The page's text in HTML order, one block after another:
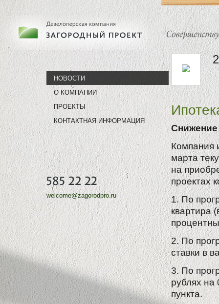
НОВОСТИ
О КОМПАНИИ
ПРОЕКТЫ
КОНТАКТНАЯ ИНФОРМАЦИЯ
welcome@zagorodpro.ru
Снижение
Компания
марта
на
проектах
1. По
квартира
2. По
ставки в
3. По
рублях на
пункта.